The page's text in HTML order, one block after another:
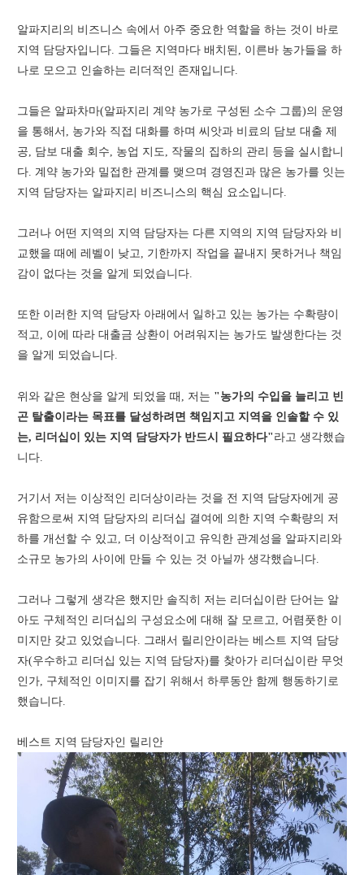
알파지리의 비즈니스 속에서 아주 중요한 역할을 하는 것이 바로
지역 담당자입니다. 그들은 지역마다 배치된, 이른바 농가들을 하
나로 모으고 인솔하는 리더적인 존재입니다.
그들은 알파차마(알파지리 계약 농가로 구성된 소수 그룹)의 운영
을 통해서, 농가와 직접 대화를 하며 씨앗과 비료의 담보 대출 제
공, 담보 대출 회수, 농업 지도, 작물의 집하의 관리 등을 실시합니
다. 계약 농가와 밀접한 관계를 맺으며 경영진과 많은 농가를 잇는
지역 담당자는 알파지리 비즈니스의 핵심 요소입니다.
그러나 어떤 지역의 지역 담당자는 다른 지역의 지역 담당자와 비
교했을 때에 레벨이 낮고, 기한까지 작업을 끝내지 못하거나 책임
감이 없다는 것을 알게 되었습니다.
또한 이러한 지역 담당자 아래에서 일하고 있는 농가는 수확량이
적고, 이에 따라 대출금 상환이 어려워지는 농가도 발생한다는 것
을 알게 되었습니다.
위와 같은 현상을 알게 되었을 때, 저는 "농가의 수입을 늘리고 빈
곤 탈출이라는 목표를 달성하려면 책임지고 지역을 인솔할 수 있
는, 리더십이 있는 지역 담당자가 반드시 필요하다"라고 생각했습
니다.
거기서 저는 이상적인 리더상이라는 것을 전 지역 담당자에게 공
유함으로써 지역 담당자의 리더십 결여에 의한 지역 수확량의 저
하를 개선할 수 있고, 더 이상적이고 유익한 관계성을 알파지리와
소규모 농가의 사이에 만들 수 있는 것 아닐까 생각했습니다.
그러나 그렇게 생각은 했지만 솔직히 저는 리더십이란 단어는 알
아도 구체적인 리더십의 구성요소에 대해 잘 모르고, 어렴풋한 이
미지만 갖고 있었습니다. 그래서 릴리안이라는 베스트 지역 담당
자(우수하고 리더십 있는 지역 담당자)를 찾아가 리더십이란 무엇
인가, 구체적인 이미지를 잡기 위해서 하루동안 함께 행동하기로
했습니다.
베스트 지역 담당자인 릴리안